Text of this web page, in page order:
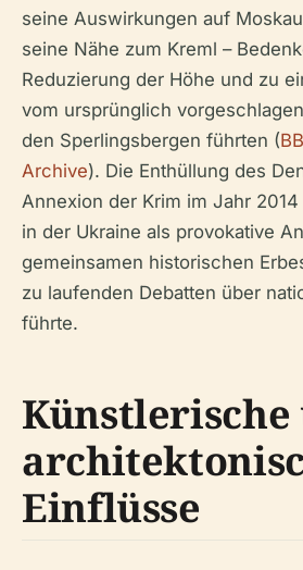
seine Auswirkungen auf
seine Nähe zum Kreml –
Reduzierung der Höhe und zu
vom ursprünglich
den Sperlingsbergen führten (
Archive). Die Enthüllung des
Annexion der Krim im Jahr
in der Ukraine als provokative
gemeinsamen historischen
zu laufenden Debatten über
führte.
Künstlerische
Einflüsse